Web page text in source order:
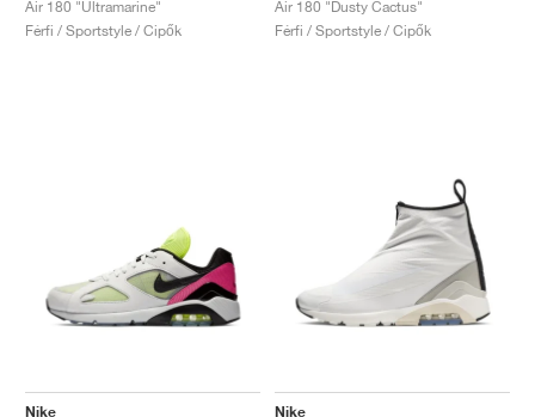
Air 180 "Ultramarine"
Férfi / Sportstyle / Cipők
Air 180 "Dusty Cactus"
Férfi / Sportstyle / Cipők
Nike
Nike